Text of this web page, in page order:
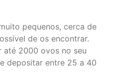
pequenos, cerca de
de os encontrar.
até 2000 ovos no seu
depositar entre 25 a 40